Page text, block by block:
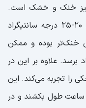
خنک و خشک است.
دمای هوا در ماه سپتامبر معمولاً بین 20-25 درجه سانتیگراد
خنک‌تر بوده و ممکن
سانتیگراد برسد. علاوه بر این در
را تجربه می‌کند. این
ساعت طول بکشند و در